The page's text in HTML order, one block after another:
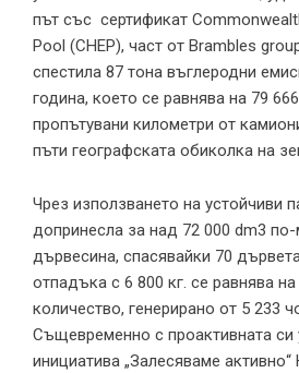
път със сертификат
Pool (CHEP), част от Brambles
спестила 87 тона въглеродни
година, което се равнява на 79
пропътувани километри от
пъти географската обиколка на
Чрез използването на устойчиви
допринесла за над 72 000 dm3
дървесина, спасявайки 70
отпадъка с 6 800 кг. се равнява
количество, генерирано от 5 233
Същевременно с проактивната си
инициатива „Залесяваме активно“